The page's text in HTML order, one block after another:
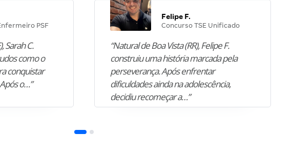
PSF
Sarah C.
como o
conquistar
o…”
Felipe F.
Concurso TSE Unificado
“Natural de Boa Vista (RR), Felipe F.
construiu uma história marcada pela
perseverança. Após enfrentar
dificuldades ainda na adolescência,
decidiu recomeçar a…”